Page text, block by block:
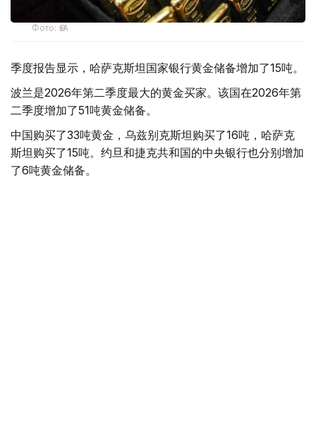
Фото: ӨзА
季度报告显示，哈萨克斯坦国家银行黄金储备增加了15吨。
波兰是2026年第二季度最大的黄金买家。该国在2026年第
二季度增加了51吨黄金储备。
中国购买了33吨黄金，乌兹别克斯坦购买了16吨，哈萨克
斯坦购买了15吨。约旦和捷克共和国的中央银行也分别增加
了6吨黄金储备。